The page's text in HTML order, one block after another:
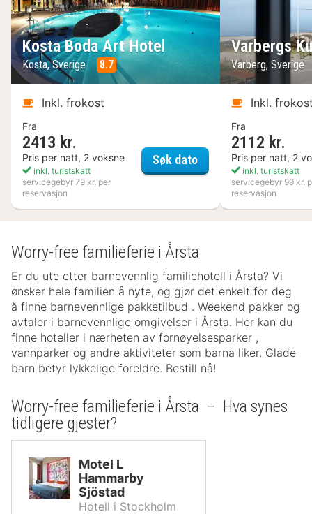
Kosta Boda Art Hotel
Kosta, Sverige 8.7
Inkl. frokost
Fra
2413 kr.
Pris per natt, 2 voksne
inkl. turistskatt
servicegebyr 79 kr. per
reservasjon
Søk datoKosta Boda Art Hotel
Varbergs
Varberg, Sverige
Inkl.
Fra
2112 kr.
Pris per natt, 2
inkl. turistskatt
servicegebyr 99 kr.
reservasjon
Worry-free familieferie i Årsta
Er du ute etter barnevennlig familiehotell i Årsta? Vi
ønsker hele familien å nyte, og gjør det enkelt for deg
å finne barnevennlige pakketilbud . Weekend pakker og
avtaler i barnevennlige omgivelser i Årsta. Her kan du
finne hoteller i nærheten av fornøyelsesparker ,
vannparker og andre aktiviteter som barna liker. Glade
barn betyr lykkelige foreldre. Bestill nå!
Worry-free familieferie i Årsta – Hva synes
tidligere gjester?
Motel L
Hammarby
Sjöstad
Hotell i Stockholm